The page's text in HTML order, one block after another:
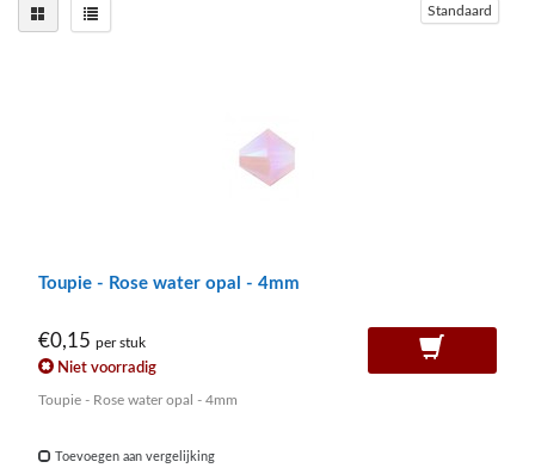
Standaard
Toupie - Rose water opal - 4mm
€0,15 per stuk
Niet voorradig
Toupie - Rose water opal - 4mm
Toevoegen aan vergelijking